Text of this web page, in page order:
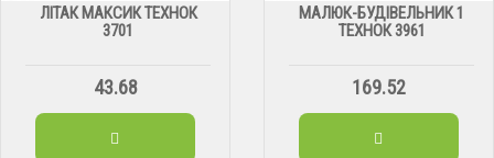
ЛІТАК МАКСИК ТЕХНОК
3701
43.68
МАЛЮК-БУДІВЕЛЬНИК 1
ТЕХНОК 3961
169.52